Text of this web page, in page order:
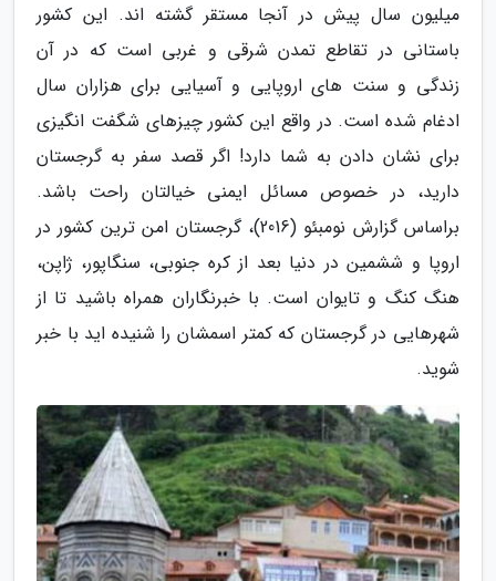
میلیون سال پیش در آنجا مستقر گشته اند. این کشور
باستانی در تقاطع تمدن شرقی و غربی است که در آن
زندگی و سنت های اروپایی و آسیایی برای هزاران سال
ادغام شده است. در واقع این کشور چیزهای شگفت انگیزی
برای نشان دادن به شما دارد! اگر قصد سفر به گرجستان
دارید، در خصوص مسائل ایمنی خیالتان راحت باشد.
براساس گزارش نومبئو (2016)، گرجستان امن ترین کشور در
اروپا و ششمین در دنیا بعد از کره جنوبی، سنگاپور، ژاپن،
هنگ کنگ و تایوان است. با خبرنگاران همراه باشید تا از
شهرهایی در گرجستان که کمتر اسمشان را شنیده اید با خبر
شوید.